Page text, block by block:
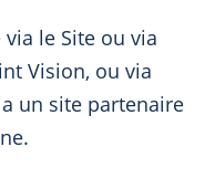
via le Site ou via
Vision, ou via
un site partenaire